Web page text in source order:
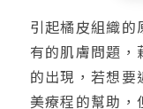
引起橘皮組織
有的肌膚問題
的出現，若想
美療程的幫助